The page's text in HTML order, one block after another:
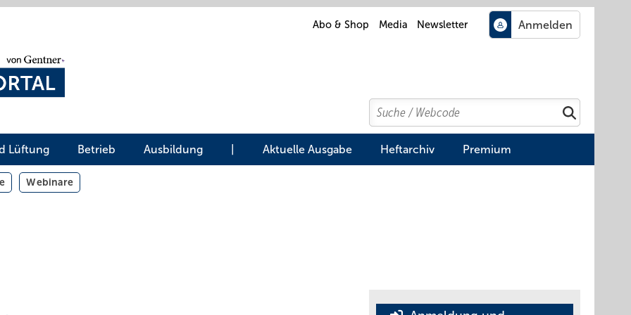
Abo & Shop Media Newsletter
Search
Suchen
Lüftung Betrieb Ausbildung Aktuelle Ausgabe Heftarchiv Premium
Webinare